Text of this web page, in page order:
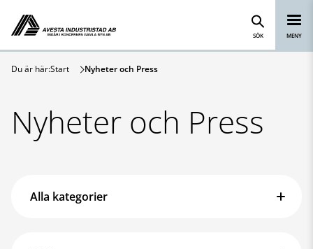
Hoppa till innehåll
Avesta Industristad
SÖK MENY
Du är här:Start Nyheter och Press
Nyheter och Press